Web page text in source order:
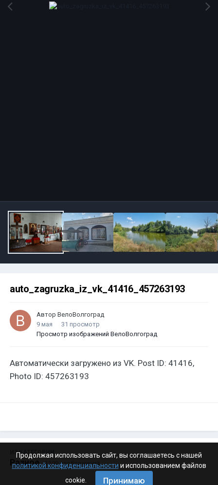
auto_zagruzka_iz_vk_41416_457263193
Автор ВелоВолгоград
9 мая
31 просмотр
Просмотр изображений ВелоВолгоград
Автоматически загружено из VK. Post ID: 41416,
Photo ID: 457263193
ИЗ КАТЕГОРИИ:
Разное · 4 199 изображений
Продолжая использовать сайт, вы соглашаетесь с нашей
политикой конфиденциальности и использованием файлов
cookie.
Принимаю